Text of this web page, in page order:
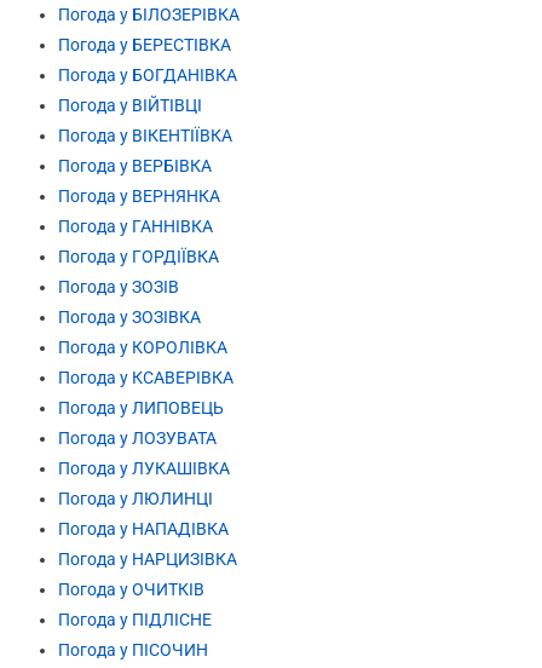
Погода у БІЛОЗЕРІВКА
Погода у БЕРЕСТІВКА
Погода у БОГДАНІВКА
Погода у ВІЙТІВЦІ
Погода у ВІКЕНТІЇВКА
Погода у ВЕРБІВКА
Погода у ВЕРНЯНКА
Погода у ГАННІВКА
Погода у ГОРДІЇВКА
Погода у ЗОЗІВ
Погода у ЗОЗІВКА
Погода у КОРОЛІВКА
Погода у КСАВЕРІВКА
Погода у ЛИПОВЕЦЬ
Погода у ЛОЗУВАТА
Погода у ЛУКАШІВКА
Погода у ЛЮЛИНЦІ
Погода у НАПАДІВКА
Погода у НАРЦИЗІВКА
Погода у ОЧИТКІВ
Погода у ПІДЛІСНЕ
Погода у ПІСОЧИН